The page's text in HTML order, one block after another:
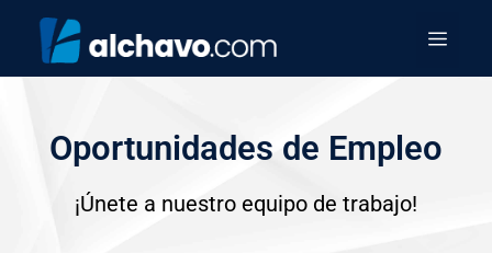
Oportunidades de Empleo
¡Únete a nuestro equipo de trabajo!